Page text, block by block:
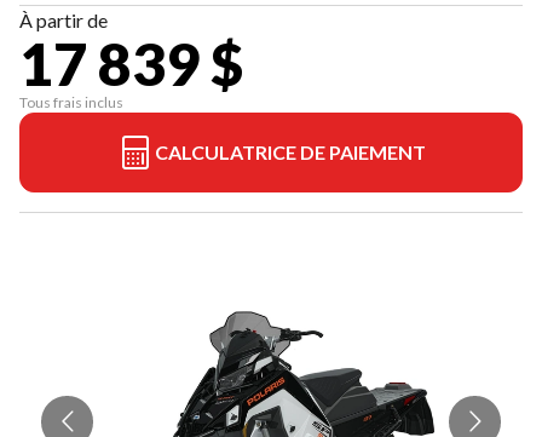
À partir de
17 839 $
Tous frais inclus
CALCULATRICE DE PAIEMENT